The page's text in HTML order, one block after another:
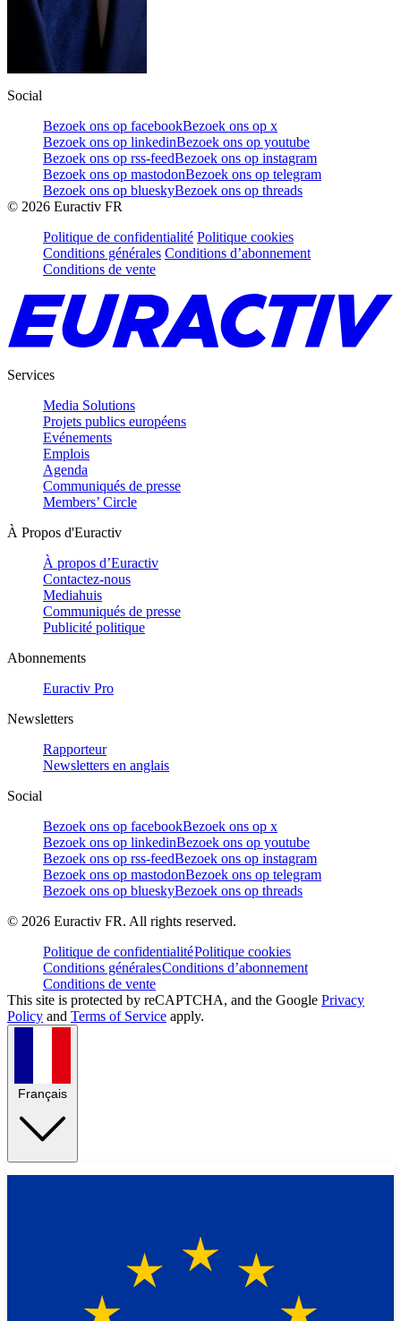
Social
Bezoek ons op facebookBezoek ons op x
Bezoek ons op linkedinBezoek ons op youtube
Bezoek ons op rss-feedBezoek ons op instagram
Bezoek ons op mastodonBezoek ons op telegram
Bezoek ons op blueskyBezoek ons op threads
© 2026 Euractiv FR
Politique de confidentialité Politique cookies
Conditions générales Conditions d’abonnement
Conditions de vente
Services
Media Solutions
Projets publics européens
Evénements
Emplois
Agenda
Communiqués de presse
Members’ Circle
À Propos d'Euractiv
À propos d’Euractiv
Contactez-nous
Mediahuis
Communiqués de presse
Publicité politique
Abonnements
Euractiv Pro
Newsletters
Rapporteur
Newsletters en anglais
Social
Bezoek ons op facebookBezoek ons op x
Bezoek ons op linkedinBezoek ons op youtube
Bezoek ons op rss-feedBezoek ons op instagram
Bezoek ons op mastodonBezoek ons op telegram
Bezoek ons op blueskyBezoek ons op threads
© 2026 Euractiv FR. All rights reserved.
Politique de confidentialitéPolitique cookies
Conditions généralesConditions d’abonnement
Conditions de vente
This site is protected by reCAPTCHA, and the Google Privacy
Policy and Terms of Service apply.
Français